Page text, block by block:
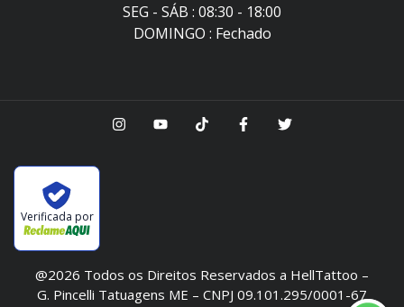
SEG - SÁB : 08:30 - 18:00
DOMINGO : Fechado
Verificada por
@2026 Todos os Direitos Reservados a HellTattoo –
G. Pincelli Tatuagens ME – CNPJ 09.101.295/0001-67